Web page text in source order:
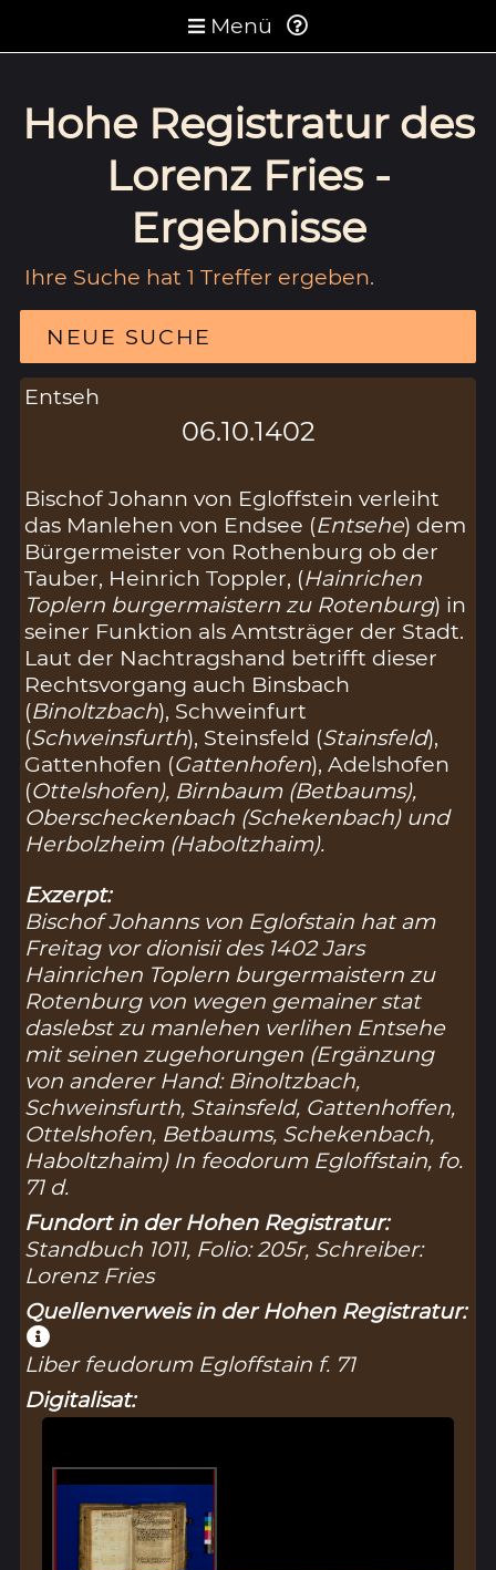
Menü
Hohe Registratur des
Lorenz Fries -
Ergebnisse
Ihre Suche hat 1 Treffer ergeben.
NEUE SUCHE
Entseh
06.10.1402
Bischof Johann von Egloffstein verleiht
das Manlehen von Endsee (Entsehe) dem
Bürgermeister von Rothenburg ob der
Tauber, Heinrich Toppler, (Hainrichen
Toplern burgermaistern zu Rotenburg) in
seiner Funktion als Amtsträger der Stadt.
Laut der Nachtragshand betrifft dieser
Rechtsvorgang auch Binsbach
(Binoltzbach), Schweinfurt
(Schweinsfurth), Steinsfeld (Stainsfeld),
Gattenhofen (Gattenhofen), Adelshofen
(Ottelshofen), Birnbaum (Betbaums),
Oberscheckenbach (Schekenbach) und
Herbolzheim (Haboltzhaim).
Exzerpt:
Bischof Johanns von Eglofstain hat am
Freitag vor dionisii des 1402 Jars
Hainrichen Toplern burgermaistern zu
Rotenburg von wegen gemainer stat
daslebst zu manlehen verlihen Entsehe
mit seinen zugehorungen (Ergänzung
von anderer Hand: Binoltzbach,
Schweinsfurth, Stainsfeld, Gattenhoffen,
Ottelshofen, Betbaums, Schekenbach,
Haboltzhaim) In feodorum Egloffstain, fo.
71 d.
Fundort in der Hohen Registratur:
Standbuch 1011, Folio: 205r, Schreiber:
Lorenz Fries
Quellenverweis in der Hohen Registratur:
Liber feudorum Egloffstain f. 71
Digitalisat: